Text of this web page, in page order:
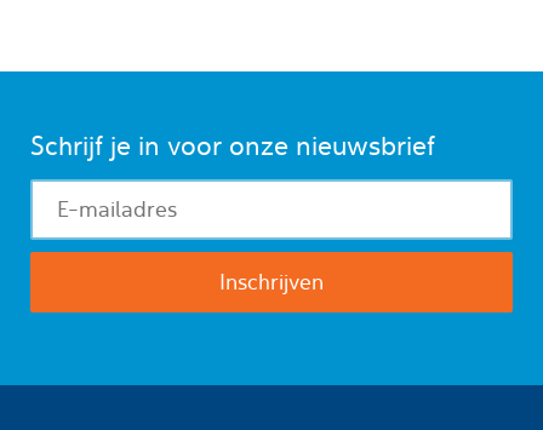
Schrijf je in voor onze nieuwsbrief